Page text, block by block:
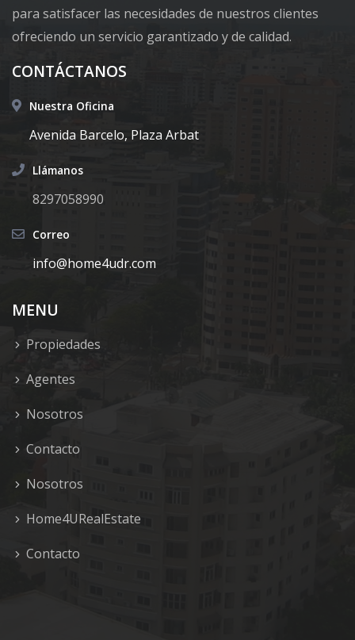
para satisfacer las necesidades de nuestros clientes
ofreciendo un servicio garantizado y de calidad.
CONTÁCTANOS
Nuestra Oficina
Avenida Barcelo, Plaza Arbat
Llámanos
8297058990
Correo
info@home4udr.com
MENU
Propiedades
Agentes
Nosotros
Contacto
Nosotros
Home4URealEstate
Contacto